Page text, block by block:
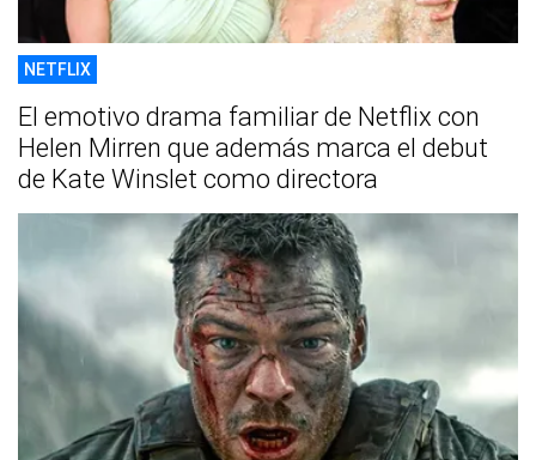
NETFLIX
El emotivo drama familiar de Netflix con
Helen Mirren que además marca el debut
de Kate Winslet como directora